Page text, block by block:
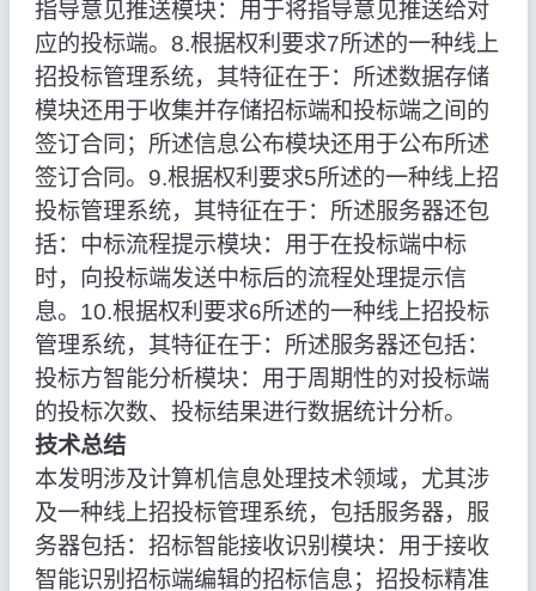
指导意见推送模块：用于将指导意见推送给对
应的投标端。8.根据权利要求7所述的一种线上
招投标管理系统，其特征在于：所述数据存储
模块还用于收集并存储招标端和投标端之间的
签订合同；所述信息公布模块还用于公布所述
签订合同。9.根据权利要求5所述的一种线上招
投标管理系统，其特征在于：所述服务器还包
括：中标流程提示模块：用于在投标端中标
时，向投标端发送中标后的流程处理提示信
息。10.根据权利要求6所述的一种线上招投标
管理系统，其特征在于：所述服务器还包括：
投标方智能分析模块：用于周期性的对投标端
的投标次数、投标结果进行数据统计分析。
技术总结
本发明涉及计算机信息处理技术领域，尤其涉
及一种线上招投标管理系统，包括服务器，服
务器包括：招标智能接收识别模块：用于接收
智能识别招标端编辑的招标信息；招投标精准